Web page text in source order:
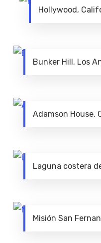
Hollywood,
Bunker Hill, Los
Adamson House,
Laguna costera
Misión San